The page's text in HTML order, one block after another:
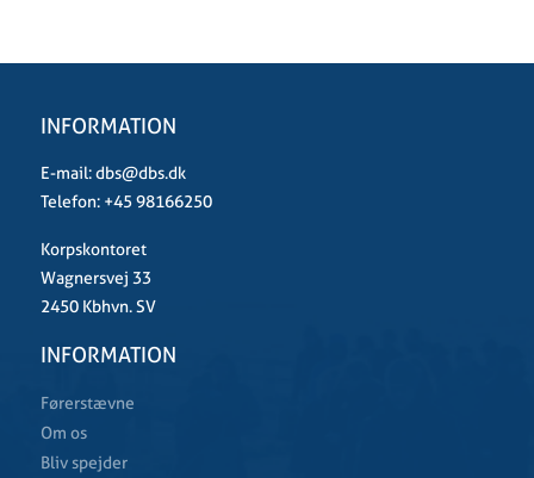
INFORMATION
E-mail:dbs@dbs.dk
Telefon: +45 98166250
Korpskontoret
Wagnersvej 33
2450 Kbhvn. SV
INFORMATION
Førerstævne
Om os
Bliv spejder